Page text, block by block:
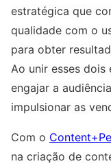
estratégica que
qualidade com o
para obter
Ao unir esses dois
engajar a
impulsionar as
Com o
na criação de